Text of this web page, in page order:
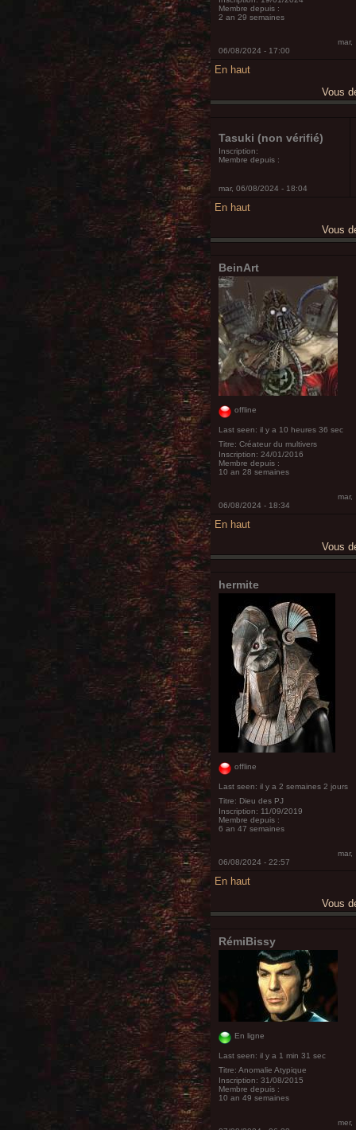
Membre depuis :
2 an 29 semaines
mar,
06/08/2024 - 17:00
En haut
Vous
Tasuki (non vérifié)
Inscription:
Membre depuis :
mar, 06/08/2024 - 18:04
En haut
Vous
BeinArt
offline
Last seen: il y a 10 heures 36 sec
Titre: Créateur du multivers
Inscription: 24/01/2016
Membre depuis :
10 an 28 semaines
mar,
06/08/2024 - 18:34
En haut
Vous
hermite
offline
Last seen: il y a 2 semaines 2 jours
Titre: Dieu des PJ
Inscription: 11/09/2019
Membre depuis :
6 an 47 semaines
mar,
06/08/2024 - 22:57
En haut
Vous
RémiBissy
En ligne
Last seen: il y a 1 min 31 sec
Titre: Anomalie Atypique
Inscription: 31/08/2015
Membre depuis :
10 an 49 semaines
mer,